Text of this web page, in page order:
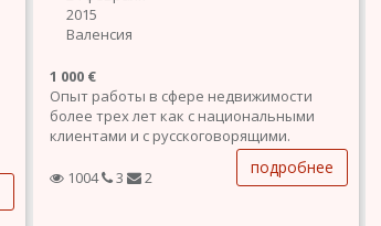
2015
Валенсия
1 000 €
Опыт работы в сфере недвижимости
более трех лет как с национальными
клиентами и с русскоговорящими.
направлениями рынка недвижимости в
1004 3 2 подробнее